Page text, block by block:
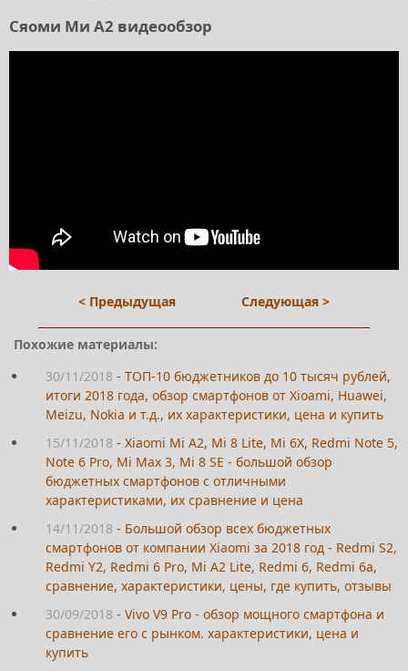
Сяоми Ми А2 видеообзор
< Предыдущая Следующая >
Похожие материалы:
30/11/2018 - ТОП-10 бюджетников до 10 тысяч рублей,
итоги 2018 года, обзор смартфонов от Xioami, Huawei,
Meizu, Nokia и т.д., их характеристики, цена и купить
15/11/2018 - Xiaomi Mi A2, Mi 8 Lite, Mi 6X, Redmi Note 5,
Note 6 Pro, Mi Max 3, Mi 8 SE - большой обзор
бюджетных смартфонов с отличными
характеристиками, их сравнение и цена
14/11/2018 - Большой обзор всех бюджетных
смартфонов от компании Xiaomi за 2018 год - Redmi S2,
Redmi Y2, Redmi 6 Pro, Mi A2 Lite, Redmi 6, Redmi 6a,
сравнение, характеристики, цены, где купить, отзывы
30/09/2018 - Vivo V9 Pro - обзор мощного смартфона и
сравнение его с рынком. характеристики, цена и
купить